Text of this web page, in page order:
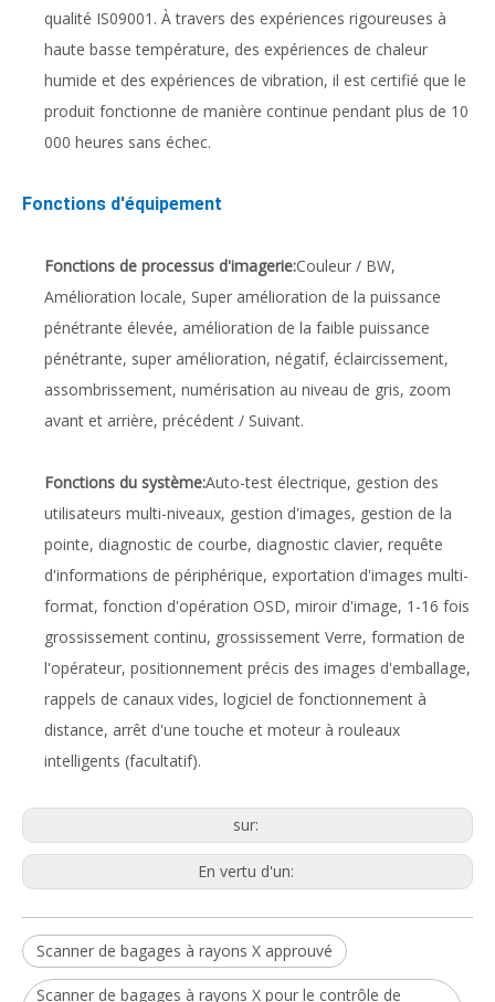
qualité IS09001. À travers des expériences rigoureuses à
haute basse température, des expériences de chaleur
humide et des expériences de vibration, il est certifié que le
produit fonctionne de manière continue pendant plus de 10
000 heures sans échec.
Fonctions d'équipement
Fonctions de processus d'imagerie:Couleur / BW,
Amélioration locale, Super amélioration de la puissance
pénétrante élevée, amélioration de la faible puissance
pénétrante, super amélioration, négatif, éclaircissement,
assombrissement, numérisation au niveau de gris, zoom
avant et arrière, précédent / Suivant.
Fonctions du système:Auto-test électrique, gestion des
utilisateurs multi-niveaux, gestion d'images, gestion de la
pointe, diagnostic de courbe, diagnostic clavier, requête
d'informations de périphérique, exportation d'images multi-
format, fonction d'opération OSD, miroir d'image, 1-16 fois
grossissement continu, grossissement Verre, formation de
l'opérateur, positionnement précis des images d'emballage,
rappels de canaux vides, logiciel de fonctionnement à
distance, arrêt d'une touche et moteur à rouleaux
intelligents (facultatif).
sur:
En vertu d'un:
Scanner de bagages à rayons X approuvé
Scanner de bagages à rayons X pour le contrôle de